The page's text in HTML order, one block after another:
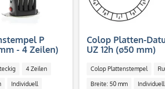
P
- 4 Zeilen)
4 Zeilen
Individuell
Colop Platten-
UZ 12h (ø50 mm)
Colop Plattenstempel
Breite: 50 mm Individuell